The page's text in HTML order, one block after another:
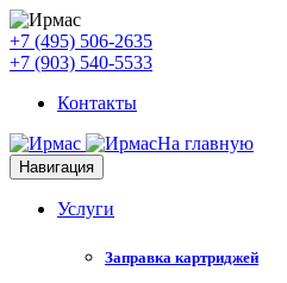
+7 (495) 506-2635
+7 (903) 540-5533
Контакты
На главную
Навигация
Услуги
Заправка картриджей